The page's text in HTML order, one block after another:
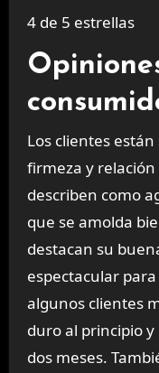
4 de 5 estrellas
Los clientes
firmeza y relación
describen como
que se amolda
destacan su
espectacular
algunos clientes
duro al principio
dos meses.